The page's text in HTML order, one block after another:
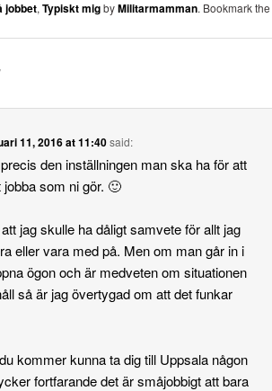
jobbet, Typiskt migbyMilitarmamman. Bookmark the
11, 2016 at 11:40said:
den inställningen man ska ha för att
som ni gör. 🙂
jag skulle ha dåligt samvete för allt jag
eller vara med på. Men om man går in i
ögon och är medveten om situationen
så är jag övertygad om att det funkar
kommer kunna ta dig till Uppsala någon
fortfarande det är småjobbigt att bara